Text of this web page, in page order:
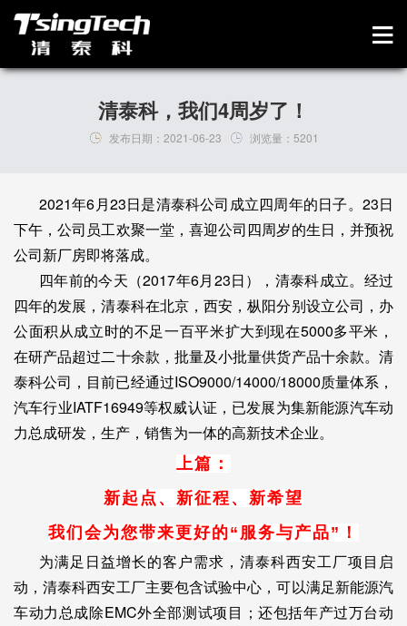
清泰科，我们4周岁了！
发布日期： 2021-06-23 浏览量： 5201
2021年6月23日是清泰科公司成立四周年的日子。23日
下午，公司员工欢聚一堂，喜迎公司四周岁的生日，并预祝
公司新厂房即将落成。
四年前的今天（2017年6月23日），清泰科成立。经过
四年的发展，清泰科在北京，西安，枞阳分别设立公司，办
公面积从成立时的不足一百平米扩大到现在5000多平米，
在研产品超过二十余款，批量及小批量供货产品十余款。清
泰科公司，目前已经通过ISO9000/14000/18000质量体系，
汽车行业IATF16949等权威认证，已发展为集新能源汽车动
力总成研发，生产，销售为一体的高新技术企业。
上篇：
新起点、新征程、新希望
我们会为您带来更好的“服务与产品”！
为满足日益增长的客户需求，清泰科西安工厂项目启
动，清泰科西安工厂主要包含试验中心，可以满足新能源汽
车动力总成除EMC外全部测试项目；还包括年产过万台动